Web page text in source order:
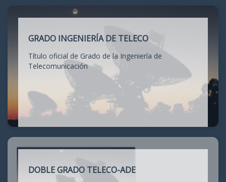
GRADO INGENIERÍA DE TELECO
Título oficial de Grado de la Ingeniería de
Telecomunicación
DOBLE GRADO TELECO-ADE